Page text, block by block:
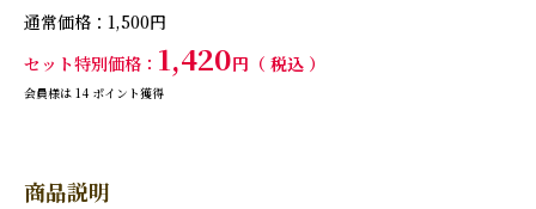
通常価格
1,500
セット特別価格
1,420 税込
会員様は 14 ポイント獲得
商品説明